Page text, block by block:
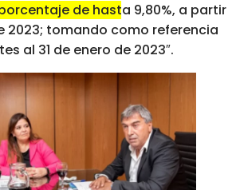
de hasta 9,80%, a partir
2023; tomando como referencia
al 31 de enero de 2023″.